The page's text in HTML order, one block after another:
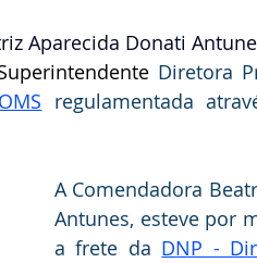
Aparecida Donati
Diretora
regulamentada
A Comendadora
Antunes, esteve por
a frete da DNP -